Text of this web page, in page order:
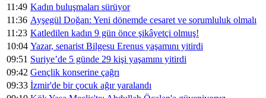
11:49 Kadın buluşmaları sürüyor
11:36 Ayşegül Doğan: Yeni dönemde cesaret ve sorumluluk olmalı
11:23 Katledilen kadın 9 gün önce şikâyetçi olmuş!
10:04 Yazar, senarist Bilgesu Erenus yaşamını yitirdi
09:51 Suriye’de 5 günde 29 kişi yaşamını yitirdi
09:42 Gençlik konserine çağrı
09:33 İzmir'de bir çocuk ağır yaralandı